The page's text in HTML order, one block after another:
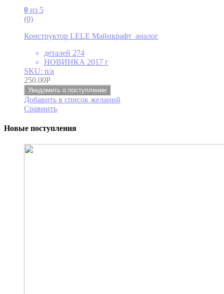
0 из 5
(0)
Конструктор LELE Майнкрафт аналог
деталей 274
НОВИНКА 2017 г
SKU: n/a
250.00Р
Уведомить о поступлении
Добавить в список желаний
Сравнить
Новые поступления